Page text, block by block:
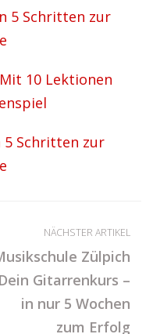
5 Schritten zur
10 Lektionen
5 Schritten zur
NÄCHSTER ARTIKEL
Zülpich
Dein Gitarrenkurs –
in nur 5 Wochen
zum Erfolg